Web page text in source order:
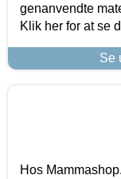
genanvendte
Klik her for at se
Se
Hos